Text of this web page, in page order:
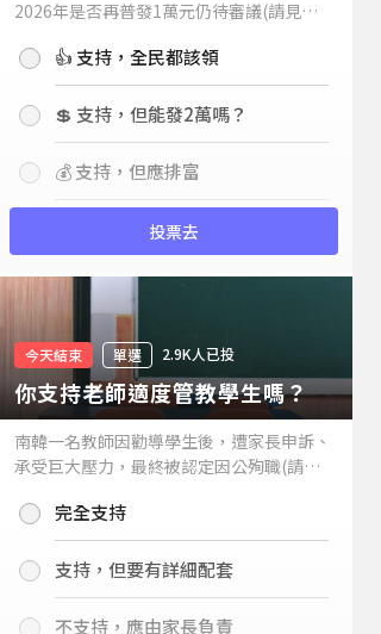
2026年是否再普發1萬元仍待審議(請見下
持嗎？👍 支持，全民都該領
💲 支持，但能發2萬嗎？
💰 支持，但應排富
投票去
今天結束 單選 2.9K人已投
你支持老師適度管教學生嗎？
南韓一名教師因勸導學生後，遭家長申訴、
承受巨大壓力，最終被認定因公殉職(請見
你支持老師適度管教學生嗎？
完全支持
支持，但要有詳細配套
不支持，應由家長負責